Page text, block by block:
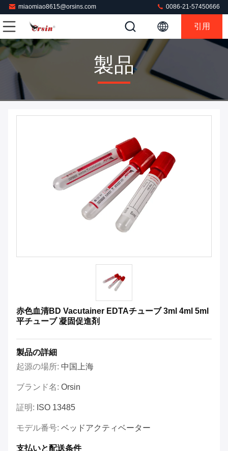
miaomiao8615@orsins.com 0086-21-57450666
引用
製品
赤色血清BD Vacutainer EDTAチューブ 3ml 4ml 5ml
平チューブ 凝固促進剤
製品の詳細
起源の場所: 中国上海
ブランド名: Orsin
証明: ISO 13485
モデル番号: ベッドアクティベーター
支払いと配送条件